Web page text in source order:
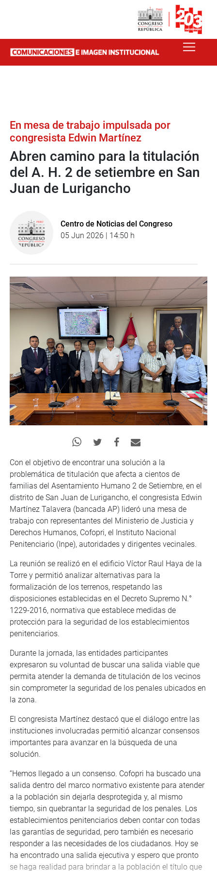
En mesa de trabajo impulsada por
congresista Edwin Martínez
Abren camino para la titulación
del A. H. 2 de setiembre en San
Juan de Lurigancho
Centro de Noticias del Congreso
05 Jun 2026 | 14:50 h
Con el objetivo de encontrar una solución a la
problemática de titulación que afecta a cientos de
familias del Asentamiento Humano 2 de Setiembre, en el
distrito de San Juan de Lurigancho, el congresista Edwin
Martínez Talavera (bancada AP) lideró una mesa de
trabajo con representantes del Ministerio de Justicia y
Derechos Humanos, Cofopri, el Instituto Nacional
Penitenciario (Inpe), autoridades y dirigentes vecinales.
La reunión se realizó en el edificio Víctor Raul Haya de la
Torre y permitió analizar alternativas para la
formalización de los terrenos, respetando las
disposiciones establecidas en el Decreto Supremo N.°
1229-2016, normativa que establece medidas de
protección para la seguridad de los establecimientos
penitenciarios.
Durante la jornada, las entidades participantes
expresaron su voluntad de buscar una salida viable que
permita atender la demanda de titulación de los vecinos
sin comprometer la seguridad de los penales ubicados en
la zona.
El congresista Martínez destacó que el diálogo entre las
instituciones involucradas permitió alcanzar consensos
importantes para avanzar en la búsqueda de una
solución.
“Hemos llegado a un consenso. Cofopri ha buscado una
salida dentro del marco normativo existente para atender
a la población sin dejarla desprotegida y, al mismo
tiempo, sin quebrantar la seguridad de los penales. Los
establecimientos penitenciarios deben contar con todas
las garantías de seguridad, pero también es necesario
responder a las necesidades de los ciudadanos. Hoy se
ha encontrado una salida ejecutiva y espero que pronto
se haga realidad para brindar a la población el título que